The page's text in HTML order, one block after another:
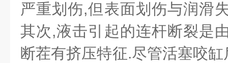
严重划伤,但表面划伤与润滑
其次,液击引起的连杆断裂是
断茬有挤压特征.尽管活塞咬